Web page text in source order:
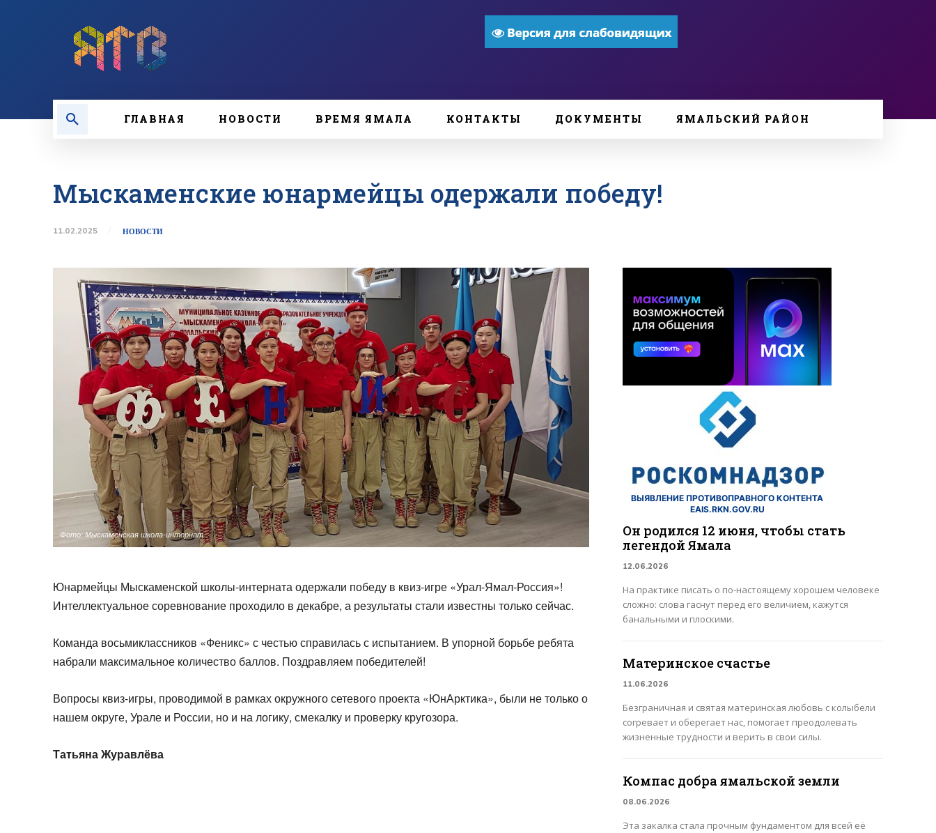
ГЛАВНАЯ НОВОСТИ ВРЕМЯ ЯМАЛА КОНТАКТЫ ДОКУМЕНТЫ ЯМАЛЬСКИЙ РАЙОН
Мыскаменские юнармейцы одержали победу!
11.02.2025 НОВОСТИ
Фото: Мыскаменская школа-интернат
Юнармейцы Мыскаменской школы-интерната одержали победу в квиз-игре «Урал-Ямал-Россия»!
Интеллектуальное соревнование проходило в декабре, а результаты стали известны только сейчас.
Команда восьмиклассников «Феникс» с честью справилась с испытанием. В упорной борьбе ребята
набрали максимальное количество баллов. Поздравляем победителей!
Вопросы квиз-игры, проводимой в рамках окружного сетевого проекта «ЮнАрктика», были не только о
нашем округе, Урале и России, но и на логику, смекалку и проверку кругозора.
Татьяна Журавлёва
ВЫЯВЛЕНИЕ ПРОТИВОПРАВНОГО КОНТЕНТА
EAIS.RKN.GOV.RU
Он родился 12 июня, чтобы стать
легендой Ямала
12.06.2026
На практике писать о по-настоящему хорошем человеке
сложно: слова гаснут перед его величием, кажутся
банальными и плоскими.
Материнское счастье
11.06.2026
Безграничная и святая материнская любовь с колыбели
согревает и оберегает нас, помогает преодолевать
жизненные трудности и верить в свои силы.
Компас добра ямальской земли
08.06.2026
Эта закалка стала прочным фундаментом для всей её